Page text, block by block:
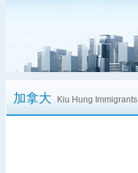
加拿大 Kiu Hung Immigrants